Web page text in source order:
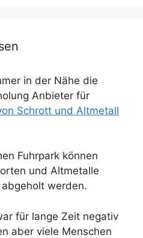
in der Nähe die
Anbieter für
Schrott und Altmetall
Fuhrpark können
und Altmetalle
werden.
für lange Zeit negativ
aber viele Menschen